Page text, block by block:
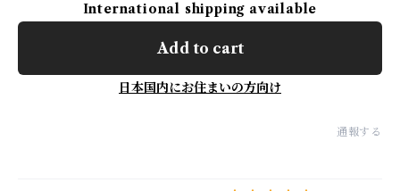
International shipping available
Add to cart
日本国内にお住まいの方向け
通報する